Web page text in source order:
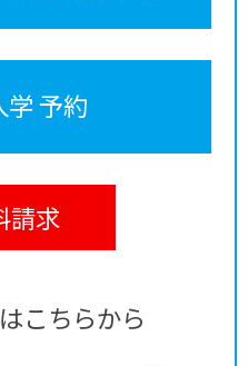
予約
請求
こちらから